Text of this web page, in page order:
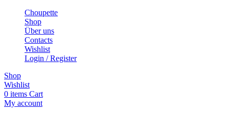
Choupette
Shop
Über uns
Contacts
Wishlist
Login / Register
Shop
Wishlist
0 items Cart
My account